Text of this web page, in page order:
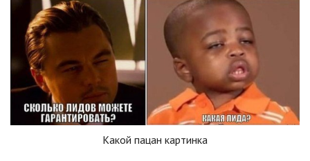
Какой пацан картинка